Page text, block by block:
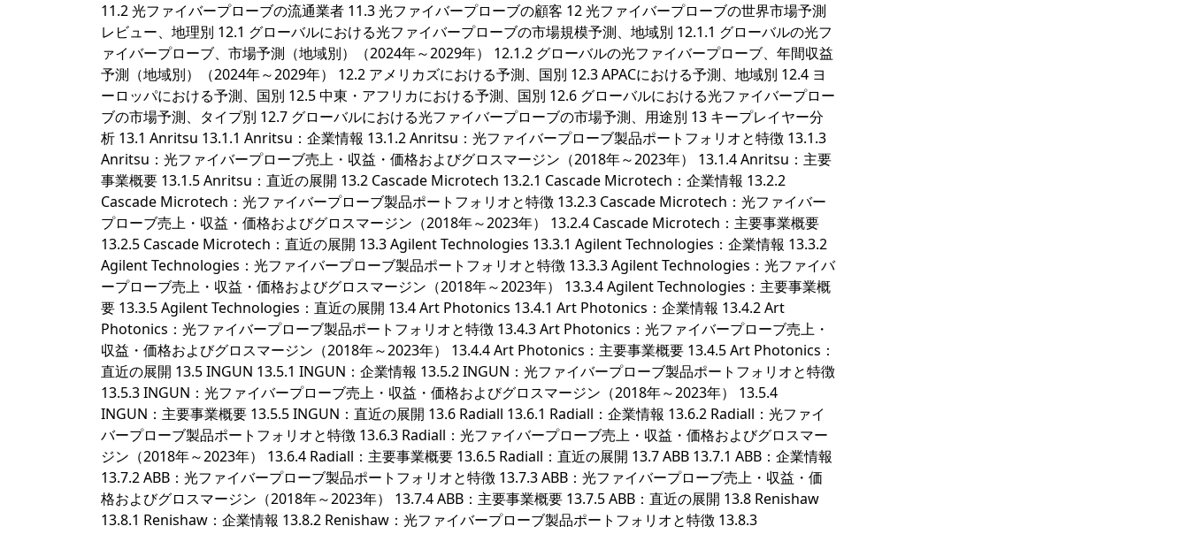
11.2 光ファイバープローブの流通業者 11.3 光ファイバープローブの顧客 12 光ファイバープローブの世界市場予測
レビュー、地理別 12.1 グローバルにおける光ファイバープローブの市場規模予測、地域別 12.1.1 グローバルの光フ
ァイバープローブ、市場予測（地域別）（2024年～2029年） 12.1.2 グローバルの光ファイバープローブ、年間収益
予測（地域別）（2024年～2029年） 12.2 アメリカズにおける予測、国別 12.3 APACにおける予測、地域別 12.4 ヨ
ーロッパにおける予測、国別 12.5 中東・アフリカにおける予測、国別 12.6 グローバルにおける光ファイバープロー
ブの市場予測、タイプ別 12.7 グローバルにおける光ファイバープローブの市場予測、用途別 13 キープレイヤー分
析 13.1 Anritsu 13.1.1 Anritsu：企業情報 13.1.2 Anritsu：光ファイバープローブ製品ポートフォリオと特徴 13.1.3
Anritsu：光ファイバープローブ売上・収益・価格およびグロスマージン（2018年～2023年） 13.1.4 Anritsu：主要
事業概要 13.1.5 Anritsu：直近の展開 13.2 Cascade Microtech 13.2.1 Cascade Microtech：企業情報 13.2.2
Cascade Microtech：光ファイバープローブ製品ポートフォリオと特徴 13.2.3 Cascade Microtech：光ファイバー
プローブ売上・収益・価格およびグロスマージン（2018年～2023年） 13.2.4 Cascade Microtech：主要事業概要
13.2.5 Cascade Microtech：直近の展開 13.3 Agilent Technologies 13.3.1 Agilent Technologies：企業情報 13.3.2
Agilent Technologies：光ファイバープローブ製品ポートフォリオと特徴 13.3.3 Agilent Technologies：光ファイバ
ープローブ売上・収益・価格およびグロスマージン（2018年～2023年） 13.3.4 Agilent Technologies：主要事業概
要 13.3.5 Agilent Technologies：直近の展開 13.4 Art Photonics 13.4.1 Art Photonics：企業情報 13.4.2 Art
Photonics：光ファイバープローブ製品ポートフォリオと特徴 13.4.3 Art Photonics：光ファイバープローブ売上・
収益・価格およびグロスマージン（2018年～2023年） 13.4.4 Art Photonics：主要事業概要 13.4.5 Art Photonics：
直近の展開 13.5 INGUN 13.5.1 INGUN：企業情報 13.5.2 INGUN：光ファイバープローブ製品ポートフォリオと特徴
13.5.3 INGUN：光ファイバープローブ売上・収益・価格およびグロスマージン（2018年～2023年） 13.5.4
INGUN：主要事業概要 13.5.5 INGUN：直近の展開 13.6 Radiall 13.6.1 Radiall：企業情報 13.6.2 Radiall：光ファイ
バープローブ製品ポートフォリオと特徴 13.6.3 Radiall：光ファイバープローブ売上・収益・価格およびグロスマー
ジン（2018年～2023年） 13.6.4 Radiall：主要事業概要 13.6.5 Radiall：直近の展開 13.7 ABB 13.7.1 ABB：企業情報
13.7.2 ABB：光ファイバープローブ製品ポートフォリオと特徴 13.7.3 ABB：光ファイバープローブ売上・収益・価
格およびグロスマージン（2018年～2023年） 13.7.4 ABB：主要事業概要 13.7.5 ABB：直近の展開 13.8 Renishaw
13.8.1 Renishaw：企業情報 13.8.2 Renishaw：光ファイバープローブ製品ポートフォリオと特徴 13.8.3